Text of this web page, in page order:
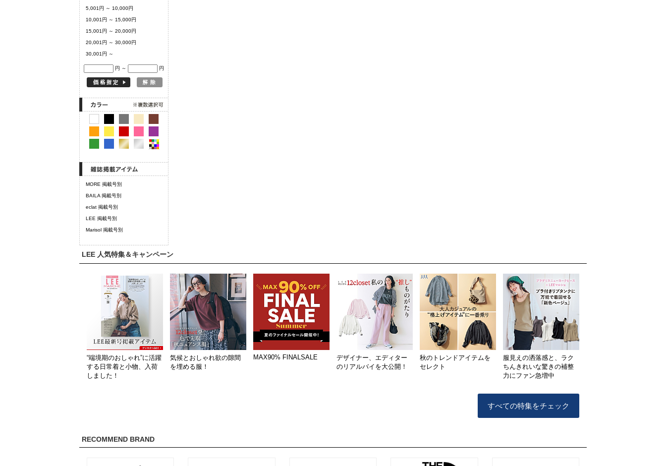
5,001円 ～ 10,000円
10,001円 ～ 15,000円
15,001円 ～ 20,000円
20,001円 ～ 30,000円
30,001円 ～
円 ～ 円
MORE 掲載号別
BAILA 掲載号別
eclat 掲載号別
LEE 掲載号別
Marisol 掲載号別
LEE 人気特集＆キャンペーン
“端境期のおしゃれ”に活躍
する日常着と小物、入荷
しました！
気候とおしゃれ欲の隙間
を埋める服！
MAX90% FINALSALE
デザイナー、エディター
のリアルバイを大公開！
秋のトレンドアイテムを
セレクト
服見えの洒落感と、ラク
ちんきれいな驚きの補整
力にファン急増中
すべての特集をチェック
RECOMMEND BRAND